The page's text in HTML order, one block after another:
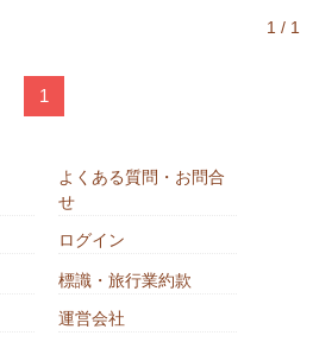
1 / 1
1
よくある質問・お問合
せ
ログイン
標識・旅行業約款
運営会社